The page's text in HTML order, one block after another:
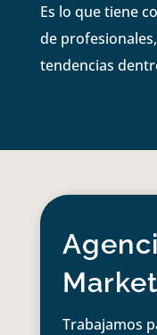
Es lo que tiene
de
tendencias
Trabajamos